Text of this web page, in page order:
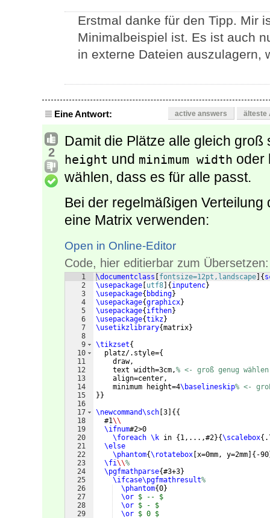
Erstmal danke für den Tipp. Mir
Minimalbeispiel ist. Es ist auch
in externe Dateien auszulagern,
Eine Antwort: active answers älteste
2
Damit die Plätze alle gleich
height und minimum width oder
wählen, dass es für alle passt.
Bei der regelmäßigen
eine Matrix verwenden:
Open in Online-Editor
Code, hier editierbar zum Übersetzen:
1
2
3
4
5
6
7
8
9
10
11
12
13
14
15
16
17
18
19
20
21
22
23
24
25
26
27
28
29
\documentclass fontsize=12pt,landscape {
\usepackage utf8 { inputenc}
\usepackage{ bbding}
\usepackage{graphicx}
\usepackage{ ifthen}
\usepackage{tikz}
\usetikzlibrary{matrix}
\tikzset{
  platz/.style=
{
    draw,
    text width=3cm,
% <- groß genug wählen
    align=center,
    minimum height=4
\baselineskip% <-
}}
\newcommand\sch 3 {{
  #1
\\
\ifnum#2>0
\foreach \k in { 1,...,#2}{\scalebox{
\else
\phantom{\rotatebox x=0mm, y=2mm { -90
\fi\\%
\pgfmathparse{#3+3}
\ifcase\pgfmathresult%
\phantom{0}
\or $ -- $
\or $ - $
\or $ 0 $